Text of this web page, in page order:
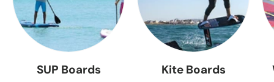
SUP Boards Kite Boards